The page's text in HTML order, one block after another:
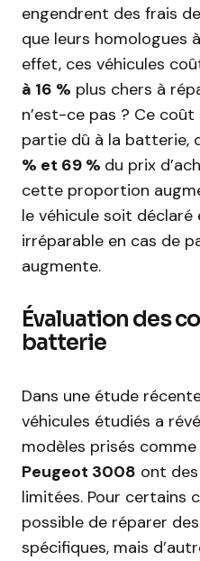
engendrent des frais
que leurs homologues
effet, ces véhicules
à 16 % plus chers à
n’est-ce pas ? Ce
partie dû à la batterie,
% et 69 % du prix
cette proportion
le véhicule soit
irréparable en cas de
augmente.
Évaluation des
batterie
Dans une étude
véhicules étudiés a
modèles prisés comme
Peugeot 3008 ont
limitées. Pour certains
possible de réparer
spécifiques, mais